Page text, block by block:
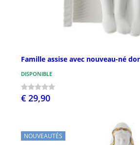
Famille assise avec nouveau-né
DISPONIBLE
€ 29,90
NOUVEAUTÉS